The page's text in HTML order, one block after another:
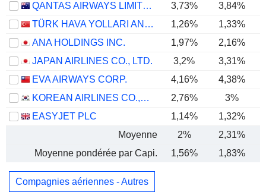
QANTAS AIRWAYS LIMITED
3,73% 3,84%
TÜRK HAVA YOLLARI ANONIM ORTAKLIGI
1,26%
1,33%
ANA HOLDINGS INC.
1,97% 2,16%
JAPAN AIRLINES CO., LTD.
3,2%
3,31%
EVA AIRWAYS CORP.
4,16% 4,38%
KOREAN AIRLINES CO.,LTD.
2,76% 3%
EASYJET PLC
1,14% 1,32%
Moyenne
2% 2,31%
Moyenne pondérée par Capi.
1,56% 1,83%
Compagnies aériennes - Autres